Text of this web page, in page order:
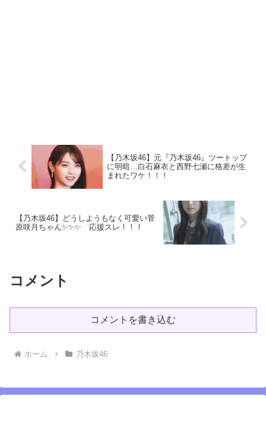
【乃木坂46】元『乃木坂46』ツートップ
に明暗…白石麻衣と西野七瀬に格差が生
まれたワケ！！！
【乃木坂46】どうしようもなく可愛い菅
原咲月ちゃん✨✨✨ 応援スレ！！！
コメント
コメントを書き込む
ホーム 乃木坂46